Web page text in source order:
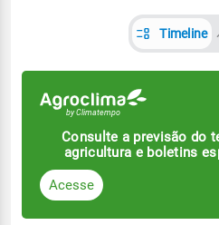
Timeline
Consulte a previsão do
agricultura e boletins
Acesse